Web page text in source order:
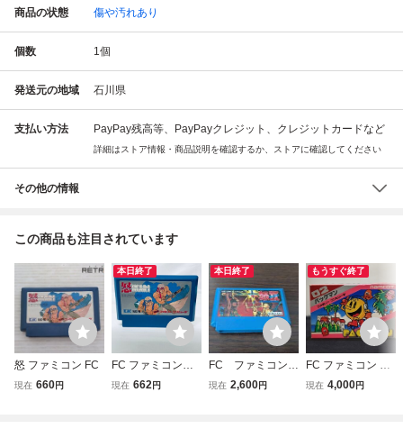
商品の状態 傷や汚れあり
個数 1個
発送元の地域 石川県
支払い方法 PayPay残高等、PayPayクレジット、クレジットカードなど
詳細はストア情報・商品説明を確認するか、ストアに確認してください
その他の情報
この商品も注目されています
怒 ファミコン FC
現在 660円
本日終了
FC ファミコンソ
フト 怒 ＩＫＡＲ
現在 662円
本日終了
FC ファミコン
怒Ⅱ 2
現在 2,600円
もうすぐ終了
FC ファミコン パ
ックマン ソフト
現在 4,000円